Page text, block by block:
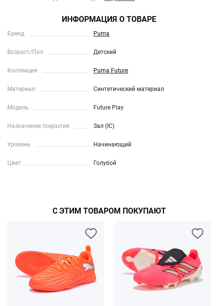
ИНФОРМАЦИЯ О ТОВАРЕ
Бренд Puma
Возраст/Пол Детский
Коллекция Puma Future
Материал Синтетический материал
Модель Future Play
Назначение покрытия Зал (IC)
Уровень Начинающий
Цвет Голубой
С ЭТИМ ТОВАРОМ ПОКУПАЮТ